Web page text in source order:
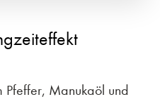
Pfeffer, Manukaöl und